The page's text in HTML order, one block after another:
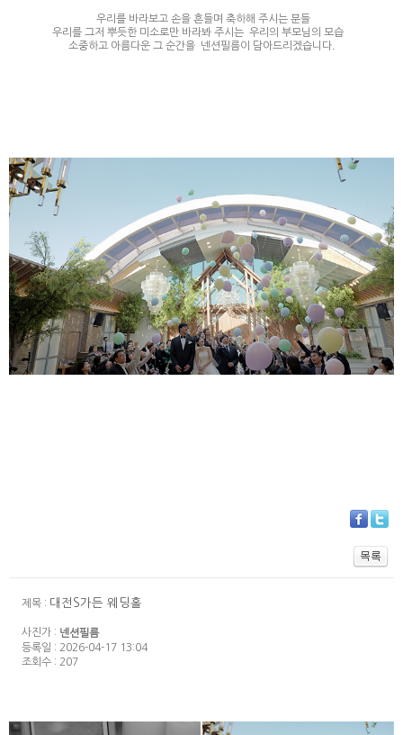
​ 우리를 바라보고 손을 흔들며 축하해 주시는 분들
우리를 그저 뿌듯한 미소로만 바라봐 주시는 우리의 부모님의 모습 ​
소중하고 아름다운 그 순간을 넨션필름이 담아드리겠습니다.
제목 : 대전S가든 웨딩홀
사진가 : 넨션필름
등록일 : 2026-04-17 13:04
조회수 : 207